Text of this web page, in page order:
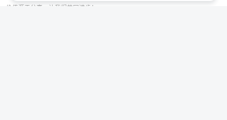
价值源于分享，让我们共同进步！